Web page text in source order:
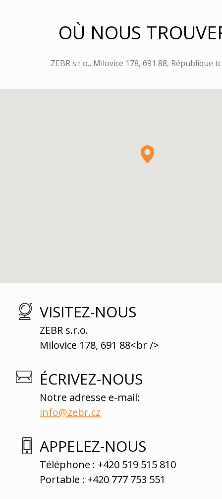
OÙ NOUS
ZEBR s.r.o., Milovice 178, 691 88, République
VISITEZ-NOUS
ZEBR s.r.o.
Milovice 178, 691 88<br />
ÉCRIVEZ-NOUS
Notre adresse e-mail:
info@zebr.cz
APPELEZ-NOUS
Téléphone : +420 519 515 810
Portable : +420 777 753 551